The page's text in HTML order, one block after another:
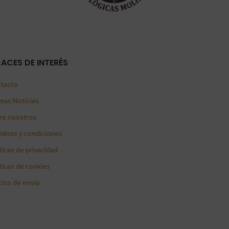
DE INTERÉS
Noticias
nosotros
y condiciones
de privacidad
de cookies
de envío